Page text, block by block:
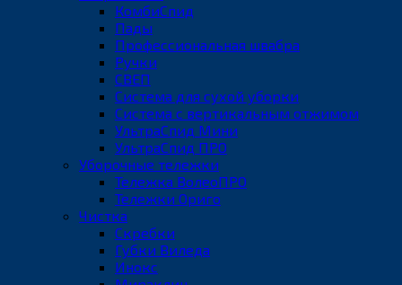
КомбиСпид
Пады
Профессиональная швабра
Ручки
СВЕП
Система для сухой уборки
Система с вертикальным отжимом
УльтраСпид Мини
УльтраСпид ПРО
Уборочные тележки
Тележка ВолеоПРО
Тележки Ориго
Чистка
Скребки
Губки Виледа
Инокс